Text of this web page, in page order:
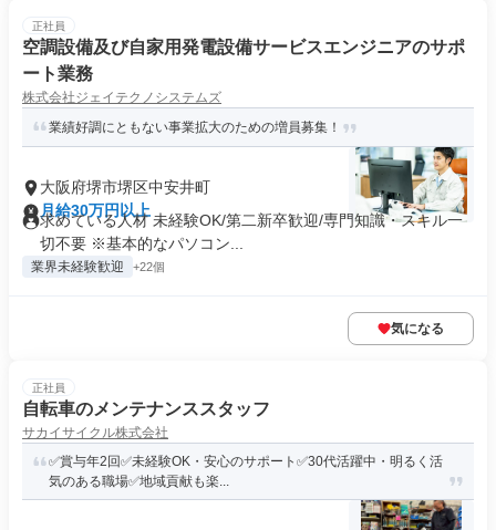
正社員
空調設備及び自家用発電設備サービスエンジニアのサポ
ート業務
株式会社ジェイテクノシステムズ
業績好調にともない事業拡大のための増員募集！
大阪府堺市堺区中安井町
月給30万円以上
求めている人材 未経験OK/第二新卒歓迎/専門知識・スキル一
切不要 ※基本的なパソコン...
業界未経験歓迎 +22個
気になる
正社員
自転車のメンテナンススタッフ
サカイサイクル株式会社
✅賞与年2回✅未経験OK・安心のサポート✅30代活躍中・明るく活
気のある職場✅地域貢献も楽...